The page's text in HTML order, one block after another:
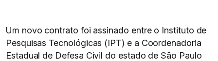
Um novo contrato foi assinado entre o Instituto de
Pesquisas Tecnológicas (IPT) e a Coordenadoria
Estadual de Defesa Civil do estado de São Paulo